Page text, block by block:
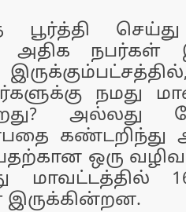
பூர்த்தி
அதிக நபர்கள்
நமது
அல்லது
ஒரு
மாவட்டத்தில்
இருக்கின்றன.